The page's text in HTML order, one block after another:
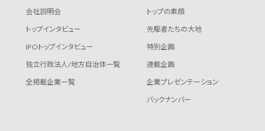
会社説明会
トップインタビュー
IPOトップインタビュー
独立行政法人/地方自治体一覧
全掲載企業一覧
トップの素顔
先駆者たちの大地
特別企画
連載企画
企業プレゼンテーション
バックナンバー